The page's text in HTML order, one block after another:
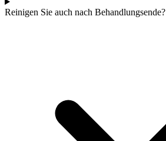
Reinigen Sie auch nach Behandlungsende?